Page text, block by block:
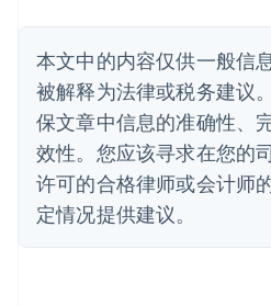
本文中的内容仅供一般信
被解释为法律或税务建议
保文章中信息的准确性、
效性。您应该寻求在您的
许可的合格律师或会计师
定情况提供建议。
English
丹麦
English
德国
DeutschEnglish
法国
FrançaisEnglish
芬兰